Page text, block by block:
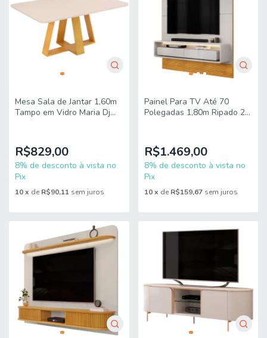
Mesa Sala de Jantar 1,60m
Tampo em Vidro Maria Dj
R$829,00
8% de desconto à vista no
Pix
10x de R$90,11 sem juros
Painel Para TV Até 70
Polegadas 1,80m Ripado 2
R$1.469,00
8% de desconto à vista no
Pix
10 x de R$159,67 sem juros